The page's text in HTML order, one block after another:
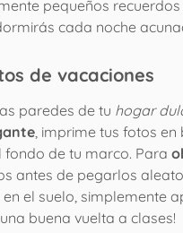
pequeños
cada noche
de vacaciones
paredes de tu hogar
, imprime tus fotos
fondo de tu marco. Para
antes de pegarlos
el suelo, simplemente
buena vuelta a clases!